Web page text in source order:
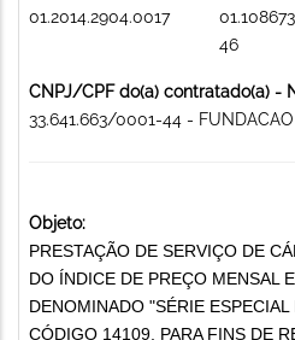
01.2014.2904.0017
46
CNPJ/CPF do(a) contratado(a) -
33.641.663/0001-44 -
Objeto:
PRESTAÇÃO DE SERVIÇO DE
DO ÍNDICE DE PREÇO MENSAL
DENOMINADO "SÉRIE ESPECIAL
CÓDIGO 14109, PARA FINS DE